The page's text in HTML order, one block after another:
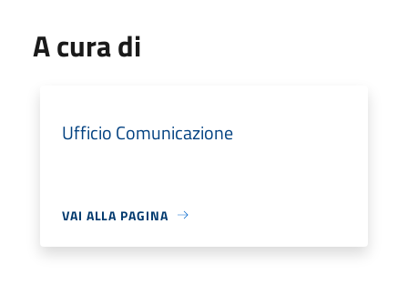
A cura di
Ufficio Comunicazione
VAI ALLA PAGINA